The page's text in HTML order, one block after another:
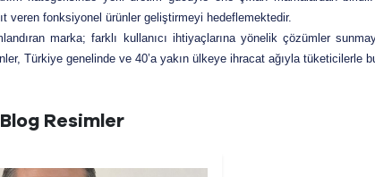
veren fonksiyonel ürünler geliştirmeyi hedeflemektedir.
marka; farklı kullanıcı ihtiyaçlarına yönelik çözümler
Türkiye genelinde ve 40’a yakın ülkeye ihracat ağıyla tüketicilerle
Blog Resimler